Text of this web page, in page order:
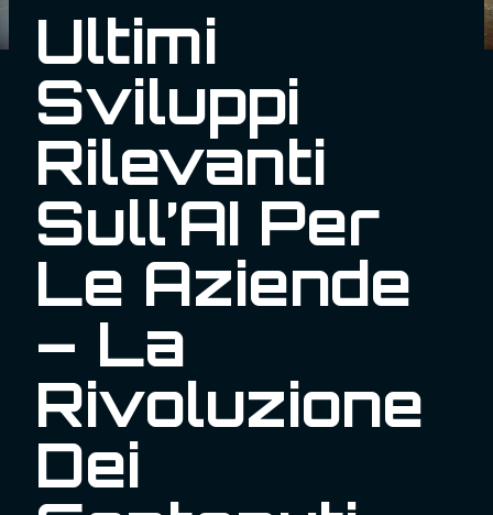
Ultimi
Sviluppi
Rilevanti
Sull’AI Per
Le Aziende
– La
Rivoluzione
Dei